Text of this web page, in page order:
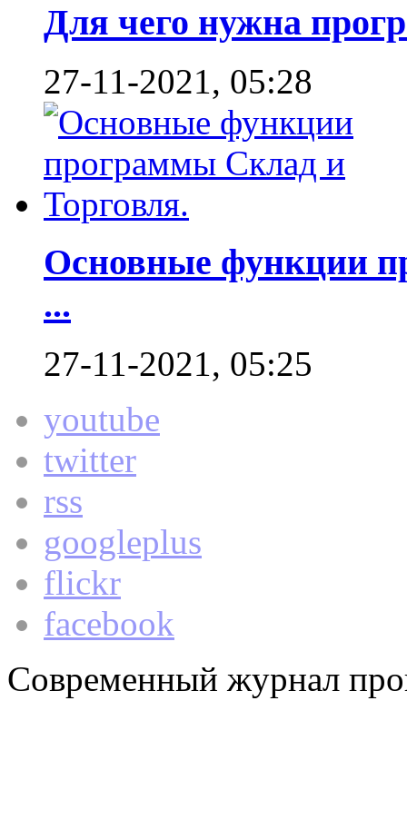
Для чего нужна
27-11-2021, 05:28
Основные функции
...
27-11-2021, 05:25
youtube
twitter
rss
googleplus
flickr
facebook
Современный журнал